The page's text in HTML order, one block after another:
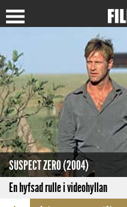
SUSPECT ZERO (2004)
En hyfsad rulle i videohyllan